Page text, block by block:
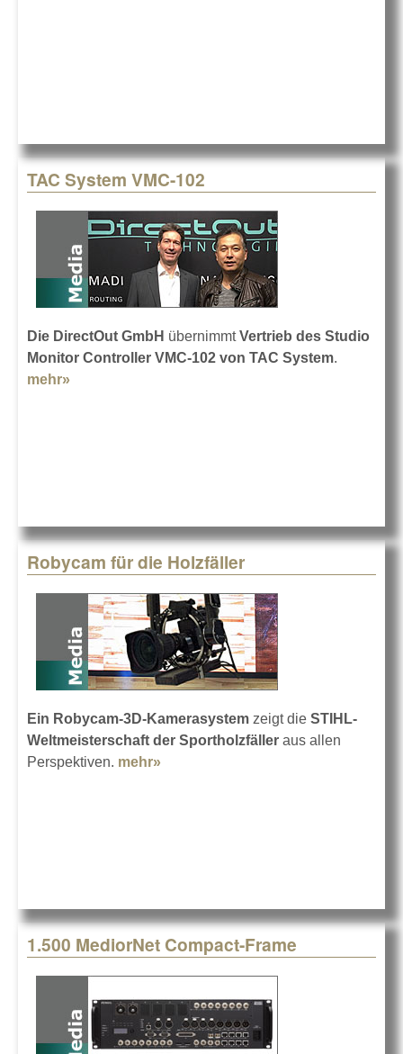
TAC System VMC-102
Die DirectOut GmbH übernimmtVertrieb des Studio
Monitor Controller VMC-102 von TAC System.
mehr»
Robycam für die Holzfäller
Ein Robycam-3D-Kamerasystem zeigt die STIHL-
Weltmeisterschaft der Sportholzfäller aus allen
Perspektiven. mehr»
1.500 MediorNet Compact-Frame